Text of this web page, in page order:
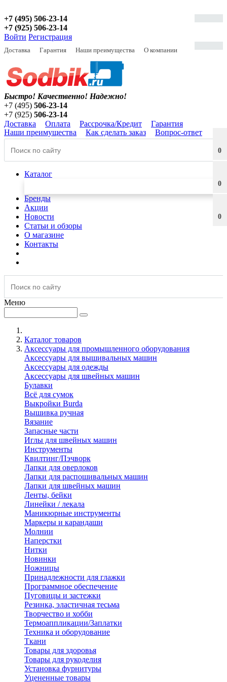
+7 (495) 506-23-14
+7 (925) 506-23-14
Войти Регистрация
Доставка Гарантия Наши преимущества О компании
0
0
0
Быстро! Качественно! Надежно!
+7 (495) 506-23-14
+7 (925) 506-23-14
Доставка
Оплата Рассрочка/Кредит
Гарантия
Наши преимущества
Как сделать заказ Вопрос-ответ
Каталог
Бренды
Акции
Новости
Статьи и обзоры
О магазине
Контакты
Меню
Каталог товаров
Аксессуары для промышленного оборудования
Аксессуары для вышивальных машин
Аксессуары для одежды
Аксессуары для швейных машин
Булавки
Всё для сумок
Выкройки Burda
Вышивка ручная
Вязание
Запасные части
Иглы для швейных машин
Инструменты
Квилтинг/Пэчворк
Лапки для оверлоков
Лапки для распошивальных машин
Лапки для швейных машин
Ленты, бейки
Линейки / лекала
Маникюрные инструменты
Маркеры и карандаши
Молнии
Наперстки
Нитки
Новинки
Ножницы
Принадлежности для глажки
Программное обеспечение
Пуговицы и застежки
Резинка, эластичная тесьма
Творчество и хобби
Термоаппликации/Заплатки
Техника и оборудование
Ткани
Товары для здоровья
Товары для рукоделия
Установка фурнитуры
Уцененные товары